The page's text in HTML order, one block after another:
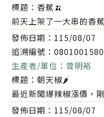
標題： 香蕉🍌
發佈日期： 115/08/07
追溯編號： 0801001580
生產者/單位： 曾明裕
標題： 朝天椒🌶️
發佈日期： 115/08/07